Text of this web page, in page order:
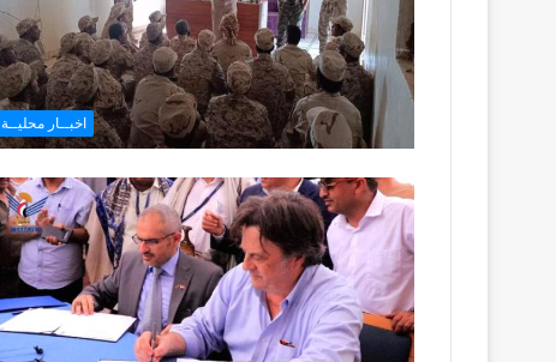
اخبــار محليــة